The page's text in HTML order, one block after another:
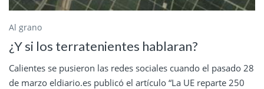
Al grano
¿Y si los terratenientes hablaran?
Calientes se pusieron las redes sociales cuando el pasado 28
de marzo eldiario.es publicó el artículo “La UE reparte 250